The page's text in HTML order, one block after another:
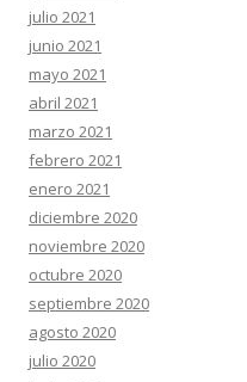
julio 2021
junio 2021
mayo 2021
abril 2021
marzo 2021
febrero 2021
enero 2021
diciembre 2020
noviembre 2020
octubre 2020
septiembre 2020
agosto 2020
julio 2020